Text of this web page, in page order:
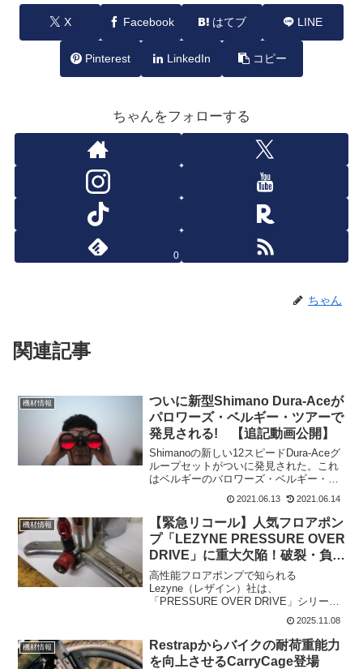
X Facebook はてブ LINE
Pinterest LinkedIn コピー
ちゃんをフォローする
0
ちゃん
関連記事
機材情報
ついに新型Shimano Dura-Aceが
パロワーズ・ベルギー・ツアーで
発見される! 【追記動画公開】
Shimanoの新しい12スピードDura-Aceグ
ループセットがついに発見された。これ
はベルギーのバロワーズ・ベルギー・ツ
アーでTeam DSMの2台のバイクに搭載さ
れている。12速化と新しいシフターが見
られる。ツイッター画像では、リアデ...
2021.06.13 2021.06.14
機材情報
【緊急リコール】人気フロアポン
プ「LEZYNE PRESSURE OVER
DRIVE」に重大欠陥！破裂・負傷
の恐れで使用中止を
高性能フロアポンプで知られる
Lezyne（レザイン）社は、
「PRESSURE OVER DRIVE」シリーズ
（含むDIGITALモデル）について、自主
回収（リコール）を発表した。重大な人
身事故の報告を受けての対応で、対象製
品をご使用中の方は...
2025.11.08
機材情報
Restrapからバイクの耐荷重能力
を向上させるCarryCage登場